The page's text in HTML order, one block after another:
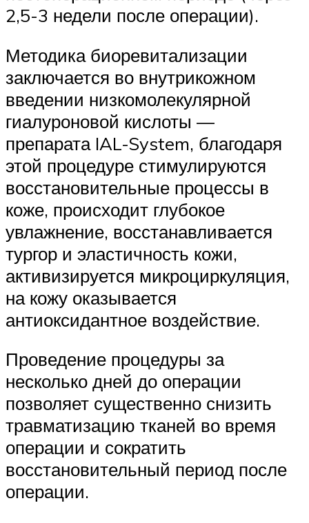
2,5-3 недели после операции).
Методика биоревитализации
заключается во внутрикожном
введении низкомолекулярной
гиалуроновой кислоты —
препарата IAL-System, благодаря
этой процедуре стимулируются
восстановительные процессы в
коже, происходит глубокое
увлажнение, восстанавливается
тургор и эластичность кожи,
активизируется микроциркуляция,
на кожу оказывается
антиоксидантное воздействие.
Проведение процедуры за
несколько дней до операции
позволяет существенно снизить
травматизацию тканей во время
операции и сократить
восстановительный период после
операции.